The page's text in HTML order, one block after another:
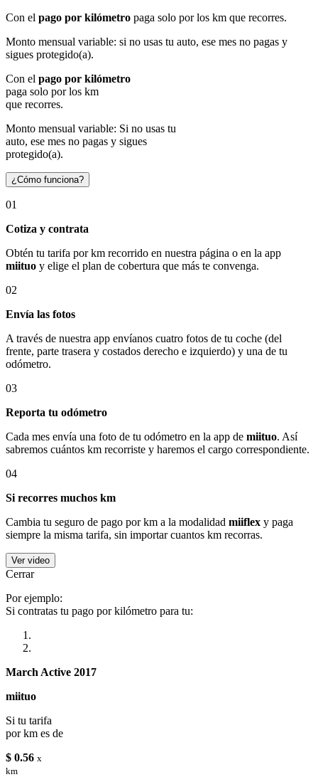
Con el pago por kilómetro paga solo por los km que recorres.
Monto mensual variable: si no usas tu auto, ese mes no pagas y
sigues protegido(a).
Con el pago por kilómetro
paga solo por los km
que recorres.
Monto mensual variable: Si no usas tu
auto, ese mes no pagas y sigues
protegido(a).
¿Cómo funciona?
01
Cotiza y contrata
Obtén tu tarifa por km recorrido en nuestra página o en la app
miituo y elige el plan de cobertura que más te convenga.
02
Envía las fotos
A través de nuestra app envíanos cuatro fotos de tu coche (del
frente, parte trasera y costados derecho e izquierdo) y una de tu
odómetro.
03
Reporta tu odómetro
Cada mes envía una foto de tu odómetro en la app de miituo. Así
sabremos cuántos km recorriste y haremos el cargo correspondiente.
04
Si recorres muchos km
Cambia tu seguro de pago por km a la modalidad miiflex y paga
siempre la misma tarifa, sin importar cuantos km recorras.
Ver video
Cerrar
Por ejemplo:
Si contratas tu pago por kilómetro para tu:
March Active 2017
miituo
Si tu tarifa
por km es de
$ 0.56 x
km